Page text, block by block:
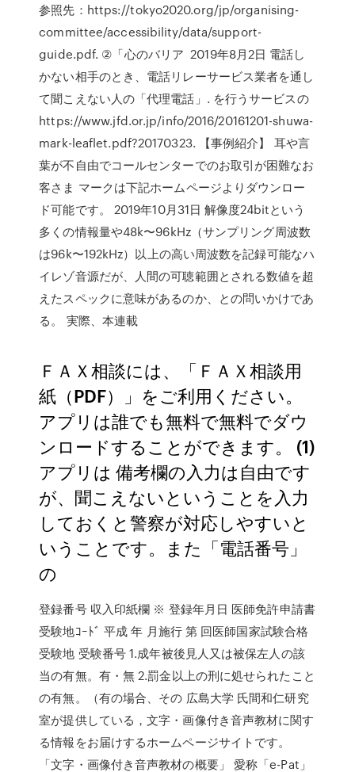
参照先：https://tokyo2020.org/jp/organising-
committee/accessibility/data/support-
guide.pdf. ②「⼼のバリア 2019年8月2日 電話し
かない相手のとき、電話リレーサービス業者を通し
て聞こえない人の「代理電話」. を行うサービスの
https://www.jfd.or.jp/info/2016/20161201-shuwa-
mark-leaflet.pdf?20170323. 【事例紹介】 耳や言
葉が不自由でコールセンターでのお取引が困難なお
客さま マークは下記ホームページよりダウンロー
ド可能です。 2019年10月31日 解像度24bitという
多くの情報量や48k〜96kHz（サンプリング周波数
は96k〜192kHz）以上の高い周波数を記録可能なハ
イレゾ音源だが、人間の可聴範囲とされる数値を超
えたスペックに意味があるのか、との問いかけであ
る。 実際、本連載
ＦＡＸ相談には、「ＦＡＸ相談用
紙（PDF）」をご利用ください。
アプリは誰でも無料で無料でダウ
ンロードすることができます。 (1)
アプリは 備考欄の入力は自由です
が、聞こえないということを入力
しておくと警察が対応しやすいと
いうことです。また「電話番号」
の
登録番号 収入印紙欄 ※ 登録年月日 医師免許申請書
受験地ｺｰﾄﾞ 平成 年 月施行 第 回医師国家試験合格
受験地 受験番号 1.成年被後見人又は被保左人の該
当の有無。有・無 2.罰金以上の刑に処せられたこと
の有無。（有の場合、その 広島大学 氏間和仁研究
室が提供している，文字・画像付き音声教材に関す
る情報をお届けするホームページサイトです。
「文字・画像付き音声教材の概要」 愛称「e-Pat」